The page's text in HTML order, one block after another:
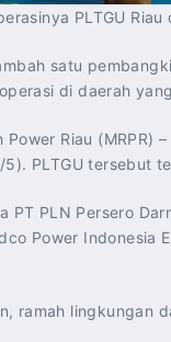
PLTGU
satu
di daerah
Power Riau
PLTGU tersebut
PLN Persero
Power Indonesia
ramah